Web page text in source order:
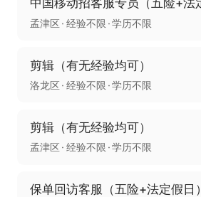
孟津区 经验不限 学历不限
剪辑（有无经验均可）
洛龙区 经验不限 学历不限
剪辑（有无经验均可）
孟津区 经验不限 学历不限
保单回访客服（五险+法定假日）